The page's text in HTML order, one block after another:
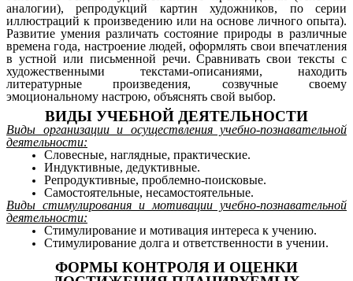
аналогии), репродукций картин художников, по серии
иллюстраций к произведению или на основе личного опыта).
Развитие умения различать состояние природы в различные
времена года, настроение людей, оформлять свои впечатления
в устной или письменной речи. Сравнивать свои тексты с
художественными текстами-описаниями, находить
литературные произведения, созвучные своему
эмоциональному настрою, объяснять свой выбор.
ВИДЫ УЧЕБНОЙ ДЕЯТЕЛЬНОСТИ
Виды организации и осуществления учебно-познавательной
деятельности:
Словесные, наглядные, практические.
Индуктивные, дедуктивные.
Репродуктивные, проблемно-поисковые.
Самостоятельные, несамостоятельные.
Виды стимулирования и мотивации учебно-познавательной
деятельности:
Стимулирование и мотивация интереса к учению.
Стимулирование долга и ответственности в учении.
ФОРМЫ КОНТРОЛЯ И ОЦЕНКИ